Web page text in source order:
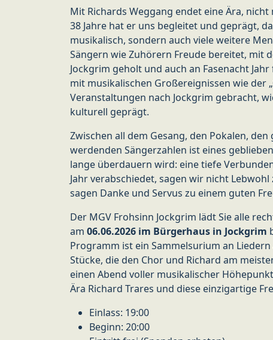
Mit Richards Weggang endet eine Ära,
38 Jahre hat er uns begleitet und geprägt,
musikalisch, sondern auch viele weitere
Sängern wie Zuhörern Freude bereitet, mit
Jockgrim geholt und auch an Fasenacht
mit musikalischen Großereignissen wie der
Veranstaltungen nach Jockgrim gebracht,
kulturell geprägt.
Zwischen all dem Gesang, den Pokalen,
werdenden Sängerzahlen ist eines
lange überdauern wird: eine tiefe
Jahr verabschiedet, sagen wir nicht
sagen Danke und Servus zu einem guten
Der MGV Frohsinn Jockgrim lädt Sie alle
am 06.06.2026 im Bürgerhaus in Jockgrim
Programm ist ein Sammelsurium an
Stücke, die den Chor und Richard am
einen Abend voller musikalischer
Ära Richard Trares und diese einzigartige
Einlass: 19:00
Beginn: 20:00